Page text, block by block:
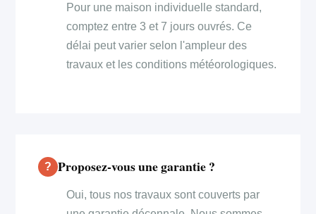
Pour une maison individuelle standard,
comptez entre 3 et 7 jours ouvrés. Ce
délai peut varier selon l'ampleur des
travaux et les conditions météorologiques.
Proposez-vous une garantie ?
Oui, tous nos travaux sont couverts par